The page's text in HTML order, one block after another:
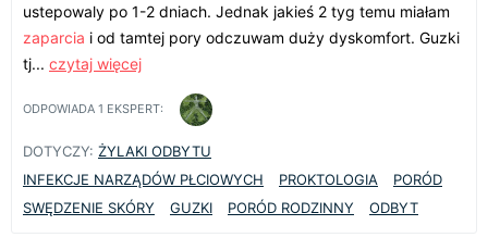
ustepowaly po 1-2 dniach. Jednak jakieś 2 tyg temu miałam
zaparcia i od tamtej pory odczuwam duży dyskomfort. Guzki
tj... czytaj więcej
ODPOWIADA 1 EKSPERT:
DOTYCZY: ŻYLAKI ODBYTU
INFEKCJE NARZĄDÓW PŁCIOWYCH
PROKTOLOGIA
PORÓD
SWĘDZENIE SKÓRY
GUZKI PORÓD RODZINNY ODBYT